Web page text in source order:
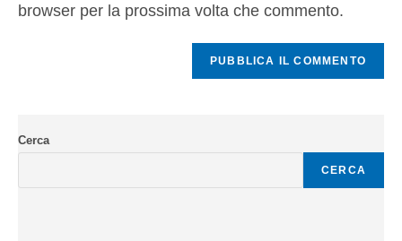
browser per la prossima volta che commento.
Cerca
CERCA